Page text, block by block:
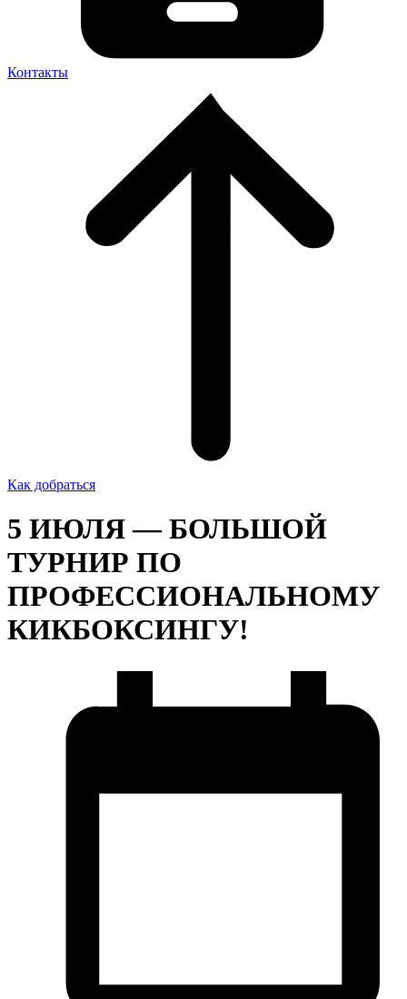
Контакты
Как добраться
5 ИЮЛЯ — БОЛЬШОЙ
ТУРНИР ПО
ПРОФЕССИОНАЛЬНОМУ
КИКБОКСИНГУ!